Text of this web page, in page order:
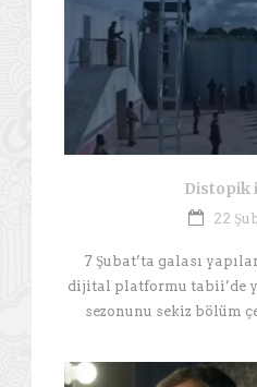
Distopik
22
7 Şubat’ta galası
dijital platformu tabii’de
sezonunu sekiz bölüm